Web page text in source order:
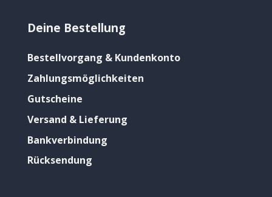
Deine Bestellung
Bestellvorgang & Kundenkonto
Zahlungsmöglichkeiten
Gutscheine
Versand & Lieferung
Bankverbindung
Rücksendung